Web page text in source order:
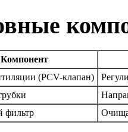
Компонент
(PCV-клапан)
фильтр